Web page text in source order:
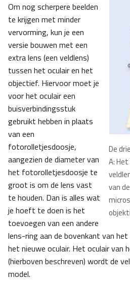
De
A:
van
Om nog scherpere beelden
te krijgen met minder
vervorming, kun je een
versie bouwen met een
extra lens (een veldlens)
tussen het oculair en het
objectief. Hiervoor moet je
voor het oculair een
buisverbindingsstuk
gebruikt hebben in plaats
van een
fotorolletjesdoosje,
aangezien de diameter van
het fotorolletjesdoosje te
groot is om de lens vast
te houden. Dan is alles wat
je hoeft te doen is het
toevoegen van een andere
lens-ring aan de bovenkant van
het nieuwe oculair. Het oculair van
(hierboven beschreven) wordt de
model.